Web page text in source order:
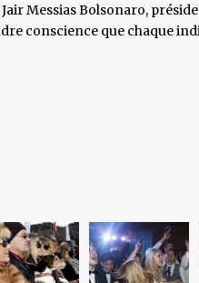
Jair Messias Bolsonaro,
conscience que chaque